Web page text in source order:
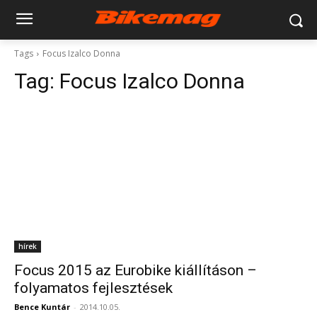
Tags Focus Izalco Donna
Tag: Focus Izalco Donna
hírek
Focus 2015 az Eurobike kiállításon –
folyamatos fejlesztések
Bence Kuntár - 2014.10.05.